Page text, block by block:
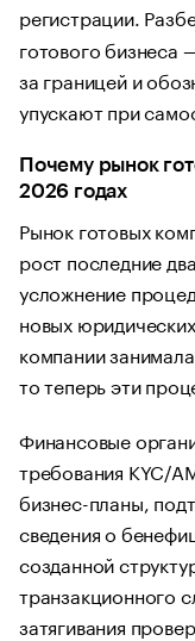
регистрации.
готового бизнеса
за границей и
упускают при
Почему рынок
2026 годах
Рынок готовых
рост последние
усложнение
новых
компании
то теперь эти
Финансовые
требования KYC/
бизнес-планы,
сведения о
созданной
транзакционного
затягивания